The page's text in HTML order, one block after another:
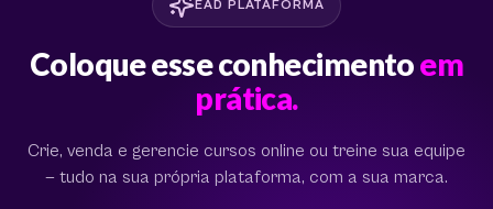
EAD PLATAFORMA
Coloque esse conhecimentoem
prática.
Crie, venda e gerencie cursos online ou treine sua equipe
— tudo na sua própria plataforma, com a sua marca.